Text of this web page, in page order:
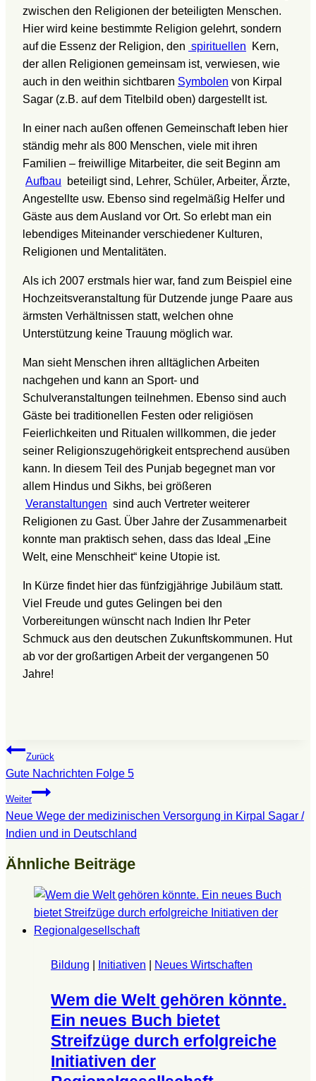
zwischen den Religionen der beteiligten Menschen.
Hier wird keine bestimmte Religion gelehrt, sondern
auf die Essenz der Religion, den spirituellen Kern,
der allen Religionen gemeinsam ist, verwiesen, wie
auch in den weithin sichtbaren Symbolen von Kirpal
Sagar (z.B. auf dem Titelbild oben) dargestellt ist.
In einer nach außen offenen Gemeinschaft leben hier
ständig mehr als 800 Menschen, viele mit ihren
Familien – freiwillige Mitarbeiter, die seit Beginn am
Aufbau beteiligt sind, Lehrer, Schüler, Arbeiter, Ärzte,
Angestellte usw. Ebenso sind regelmäßig Helfer und
Gäste aus dem Ausland vor Ort. So erlebt man ein
lebendiges Miteinander verschiedener Kulturen,
Religionen und Mentalitäten.
Als ich 2007 erstmals hier war, fand zum Beispiel eine
Hochzeitsveranstaltung für Dutzende junge Paare aus
ärmsten Verhältnissen statt, welchen ohne
Unterstützung keine Trauung möglich war.
Man sieht Menschen ihren alltäglichen Arbeiten
nachgehen und kann an Sport- und
Schulveranstaltungen teilnehmen. Ebenso sind auch
Gäste bei traditionellen Festen oder religiösen
Feierlichkeiten und Ritualen willkommen, die jeder
seiner Religionszugehörigkeit entsprechend ausüben
kann. In diesem Teil des Punjab begegnet man vor
allem Hindus und Sikhs, bei größeren
Veranstaltungen sind auch Vertreter weiterer
Religionen zu Gast. Über Jahre der Zusammenarbeit
konnte man praktisch sehen, dass das Ideal „Eine
Welt, eine Menschheit“ keine Utopie ist.
In Kürze findet hier das fünfzigjährige Jubiläum statt.
Viel Freude und gutes Gelingen bei den
Vorbereitungen wünscht nach Indien Ihr Peter
Schmuck aus den deutschen Zukunftskommunen. Hut
ab vor der großartigen Arbeit der vergangenen 50
Jahre!
Beitragsnavigation
Zurück
Gute Nachrichten Folge 5
Weiter
Neue Wege der medizinischen Versorgung in Kirpal Sagar /
Indien und in Deutschland
Ähnliche Beiträge
Bildung Initiativen Neues Wirtschaften
Wem die Welt gehören könnte.
Ein neues Buch bietet
Streifzüge durch erfolgreiche
Initiativen der